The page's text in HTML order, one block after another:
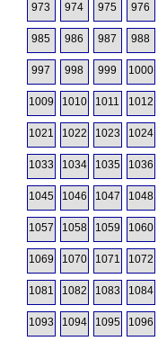
973 974 975 976
985 986 987 988
997 998 999 1000
1009 1010 1011 1012
1021 1022 1023 1024
1033 1034 1035 1036
1045 1046 1047 1048
1057 1058 1059 1060
1069 1070 1071 1072
1081 1082 1083 1084
1093 1094 1095 1096